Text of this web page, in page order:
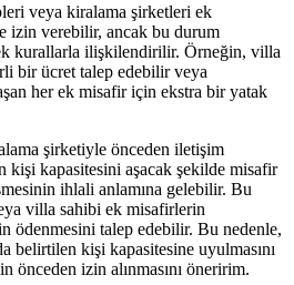
veya kiralama şirketleri ek
izin verebilir, ancak bu durum
kurallarla ilişkilendirilir. Örneğin, villa
bir ücret talep edebilir veya
her ek misafir için ekstra bir yatak
şirketiyle önceden iletişim
kişi kapasitesini aşacak şekilde misafir
ihlali anlamına gelebilir. Bu
villa sahibi ek misafirlerin
ödenmesini talep edebilir. Bu nedenle,
belirtilen kişi kapasitesine uyulmasını
önceden izin alınmasını öneririm.